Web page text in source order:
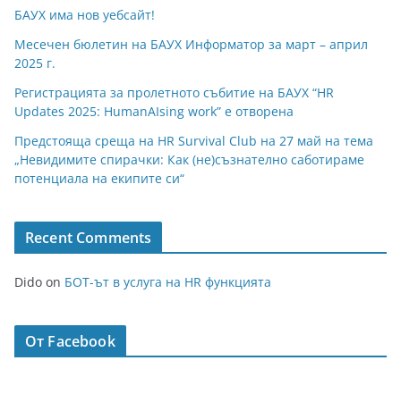
БАУХ има нов уебсайт!
Месечен бюлетин на БАУХ Информатор за март – април
2025 г.
Регистрацията за пролетното събитие на БАУХ “HR
Updates 2025: HumanAIsing work” е отворена
Предстояща среща на HR Survival Club на 27 май на тема
„Невидимите спирачки: Как (не)съзнателно саботираме
потенциала на екипите си“
Recent Comments
Dido on БОТ-ът в услуга на HR функцията
От Facebook